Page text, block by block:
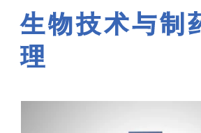
新闻资讯
生物技术与制
理